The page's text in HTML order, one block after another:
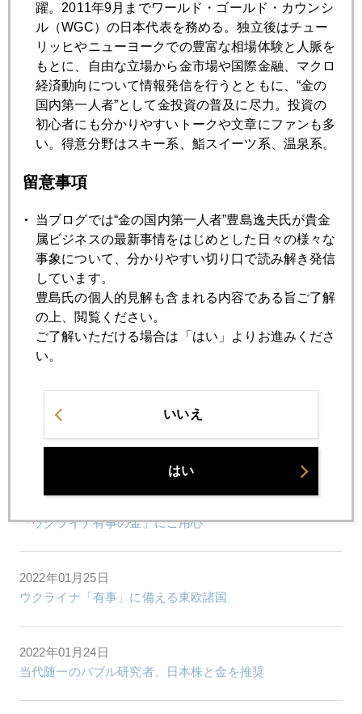
る。株・ドル含め教科書どおりには反応しない局面も頻発す
る。それだけ市場も迷っているということだ。最も重要なこ
とはドル実質金利が依然マイナスであること。債券には逆風
だが金と株には追い風である。
2022年
1月
7月 8月 9月 10月 11月 12月
2022年01月31日
パウエル氏、市場の敵役に転身、株も金も転機
2022年01月28日
パウエル氏との蜜月に終止符？ＦＯＭＣ後、金急落
「ウクライナ有事の金」にご用心
2022年01月25日
ウクライナ「有事」に備える東欧諸国
2022年01月24日
当代随一のバブル研究者、日本株と金を推奨
躍。2011年9月までワールド・ゴールド・カウンシ
ル（WGC）の日本代表を務める。独立後はチュー
リッヒやニューヨークでの豊富な相場体験と人脈を
もとに、自由な立場から金市場や国際金融、マクロ
経済動向について情報発信を行うとともに、“金の
国内第一人者”として金投資の普及に尽力。投資の
初心者にも分かりやすいトークや文章にファンも多
い。得意分野はスキー系、鮨スイーツ系、温泉系。
留意事項
当ブログでは“金の国内第一人者”豊島逸夫氏が貴金
属ビジネスの最新事情をはじめとした日々の様々な
事象について、分かりやすい切り口で読み解き発信
しています。
豊島氏の個人的見解も含まれる内容である旨ご了解
の上、閲覧ください。
ご了解いただける場合は「はい」よりお進みくださ
い。
いいえ
はい